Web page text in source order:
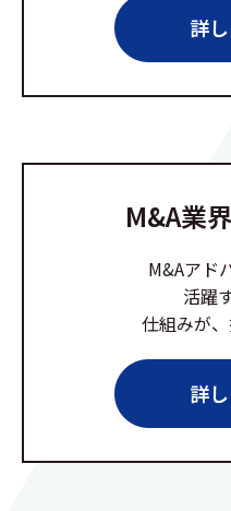
詳
M&A業
M&Aアド
活躍
仕組みが、
詳